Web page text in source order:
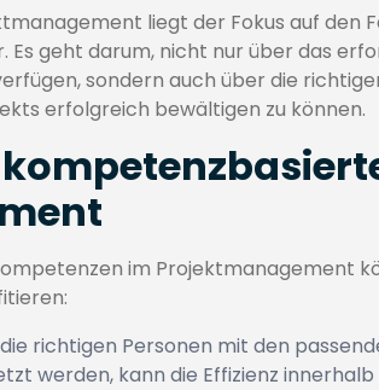
liegt der Fokus auf den
geht darum, nicht nur über das
sondern auch über die
erfolgreich bewältigen zu können.
im Projektmanagement
richtigen Personen mit den
werden, kann die Effizienz innerhalb